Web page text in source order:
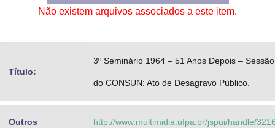
Advocacia-Geral da União
Não existem arquivos associados a este item.
Título:
3º Seminário 1964 – 51 Anos Depois –
do CONSUN: Ato de Desagravo Público.
Outros http://www.multimidia.ufpa.br/jspui/handle/